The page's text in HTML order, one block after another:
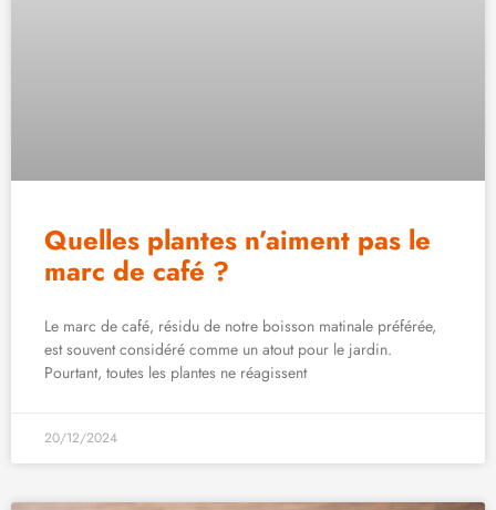
Quelles plantes n’aiment pas le
marc de café ?
Le marc de café, résidu de notre boisson matinale préférée,
est souvent considéré comme un atout pour le jardin.
Pourtant, toutes les plantes ne réagissent
20/12/2024